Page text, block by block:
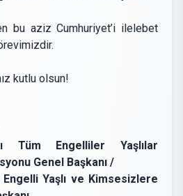
bu aziz Cumhuriyet’i ilelebet
kutlu olsun!
Tüm Engelliler Yaşlılar
Genel Başkanı /
Yaşlı ve Kimsesizlere